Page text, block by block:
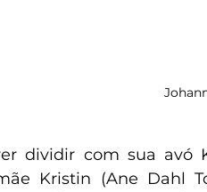
dividir com sua avó
Kristin (Ane Dahl